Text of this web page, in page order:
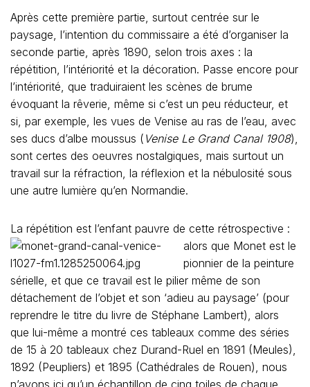
Après cette première partie, surtout centrée sur le
paysage, l’intention du commissaire a été d’organiser la
seconde partie, après 1890, selon trois axes : la
répétition, l’intériorité et la décoration. Passe encore pour
l’intériorité, que traduiraient les scènes de brume
évoquant la rêverie, même si c’est un peu réducteur, et
si, par exemple, les vues de Venise au ras de l’eau, avec
ses ducs d’albe moussus ( Venise Le Grand Canal 1908),
sont certes des oeuvres nostalgiques, mais surtout un
travail sur la réfraction, la réflexion et la nébulosité sous
une autre lumière qu’en Normandie.
La répétition est l’enfant pauvre de cette rétrospective :
alors que Monet est le
pionnier de la peinture
sérielle, et que ce travail est le pilier même de son
détachement de l’objet et son ‘adieu au paysage’ (pour
reprendre le titre du livre de Stéphane Lambert), alors
que lui-même a montré ces tableaux comme des séries
de 15 à 20 tableaux chez Durand-Ruel en 1891 (Meules),
1892 (Peupliers) et 1895 (Cathédrales de Rouen), nous
n’avons ici qu’un échantillon de cinq toiles de chaque